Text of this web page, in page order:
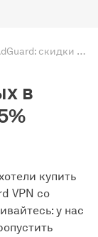
День всех влюблённых в AdGuard: скидки до 75%
в
купить
VPN со
у нас